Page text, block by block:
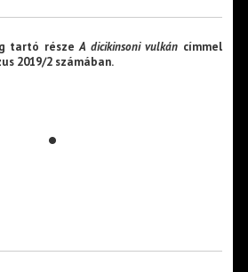
tartó részeA dicikinsoni vulkán címmel
2019/2 számában.
•